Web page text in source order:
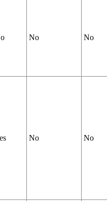
No No
No No